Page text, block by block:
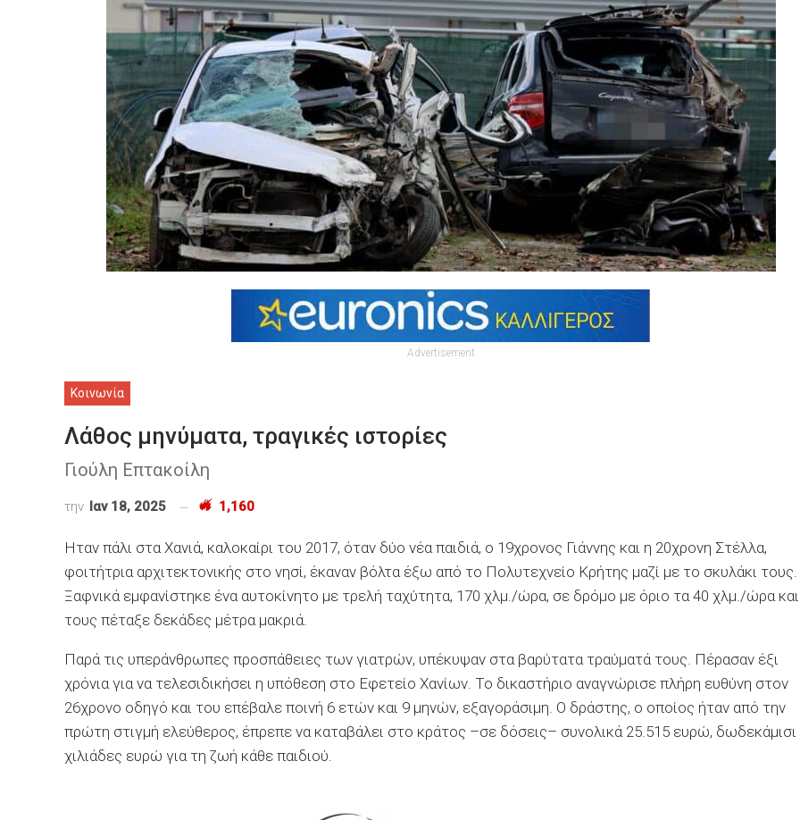
Advertisement
Κοινωνία
Λάθος μηνύματα, τραγικές ιστορίες
Γιούλη Επτακοίλη
την Ιαν 18, 2025 1,160
Ηταν πάλι στα Χανιά, καλοκαίρι του 2017, όταν δύο νέα παιδιά, ο 19χρονος Γιάννης και η 20χρονη Στέλλα,
φοιτήτρια αρχιτεκτονικής στο νησί, έκαναν βόλτα έξω από το Πολυτεχνείο Κρήτης μαζί με το σκυλάκι τους.
Ξαφνικά εμφανίστηκε ένα αυτοκίνητο με τρελή ταχύτητα, 170 χλμ./ώρα, σε δρόμο με όριο τα 40 χλμ./ώρα και
τους πέταξε δεκάδες μέτρα μακριά.
Παρά τις υπεράνθρωπες προσπάθειες των γιατρών, υπέκυψαν στα βαρύτατα τραύματά τους. Πέρασαν έξι
χρόνια για να τελεσιδικήσει η υπόθεση στο Εφετείο Χανίων. Το δικαστήριο αναγνώρισε πλήρη ευθύνη στον
26χρονο οδηγό και του επέβαλε ποινή 6 ετών και 9 μηνών, εξαγοράσιμη. Ο δράστης, ο οποίος ήταν από την
πρώτη στιγμή ελεύθερος, έπρεπε να καταβάλει στο κράτος –σε δόσεις– συνολικά 25.515 ευρώ, δωδεκάμισι
χιλιάδες ευρώ για τη ζωή κάθε παιδιού.